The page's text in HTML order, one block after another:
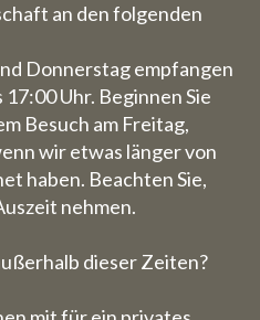
an den folgenden
Donnerstag empfangen
Uhr. Beginnen Sie
Besuch am Freitag,
wir etwas länger von
haben. Beachten Sie,
nehmen.
dieser Zeiten?